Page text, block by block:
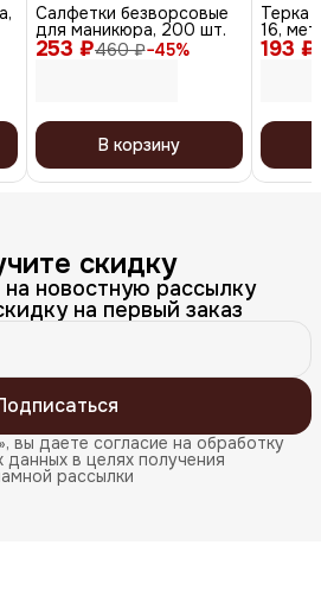
253 ₽460 ₽−45%
Салфетки безворсовые
для маникюра, 200 шт.
В корзину
193 ₽
Терка
16,
скидку
новостную рассылку
на первый заказ
вы даете согласие на обработку
данных в целях получения
рассылки